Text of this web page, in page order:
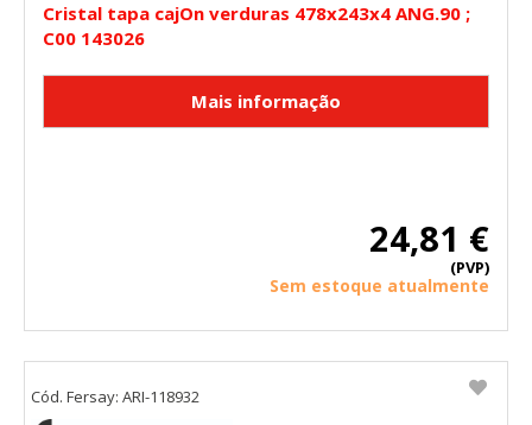
Cristal tapa cajOn verduras 478x243x4 ANG.90 ;
C00 143026
24,81 €
(PVP)
Sem estoque atualmente
Cód. Fersay: ARI-118932